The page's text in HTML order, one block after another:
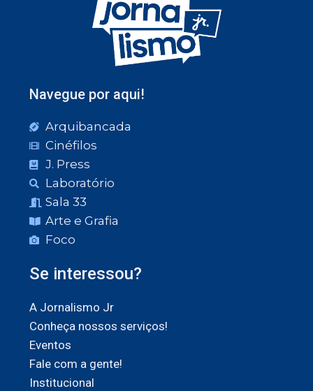
Navegue por aqui!
Arquibancada
Cinéfilos
J. Press
Laboratório
Sala 33
Arte e Grafia
Foco
Se interessou?
A Jornalismo Jr
Conheça nossos serviços!
Eventos
Fale com a gente!
Institucional